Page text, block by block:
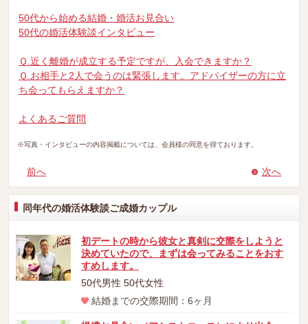
50代から始める結婚・婚活お見合い
50代の婚活体験談インタビュー
Ｑ.近く離婚が成立する予定ですが、入会できますか？
Ｑ.お相手と2人で会うのは緊張します。アドバイザーの方に立
ち会ってもらえますか？
よくあるご質問
※写真・インタビューの内容掲載については、会員様の同意を得ております。
前へ 次へ
同年代の婚活体験談ご成婚カップル
初デートの時から彼女と真剣に交際をしようと
決めていたので、まずは会ってみることをおす
すめします。
50代男性 50代女性
結婚までの交際期間：6ヶ月